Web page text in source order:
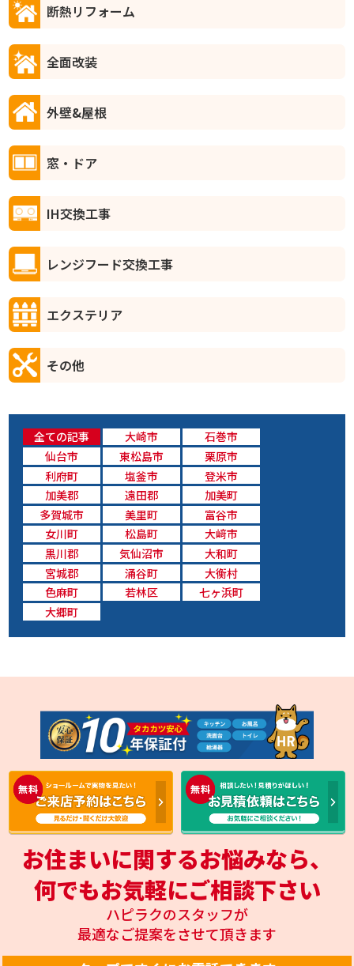
断熱リフォーム
全面改装
外壁&屋根
窓・ドア
IH交換工事
レンジフード交換工事
エクステリア
その他
全ての記事 大崎市
石巻市
仙台市
東松島市
栗原市
利府町
塩釜市
登米市
加美郡
遠田郡
加美町
多賀城市
美里町
富谷市
女川町
松島町
大﨑市
黒川郡
気仙沼市
大和町
宮城郡
涌谷町
大衡村
色麻町
若林区
七ヶ浜町
大郷町
お住まいに関するお悩みなら、
何でもお気軽にご相談下さい
ハピラクのスタッフが
最適なご提案をさせて頂きます